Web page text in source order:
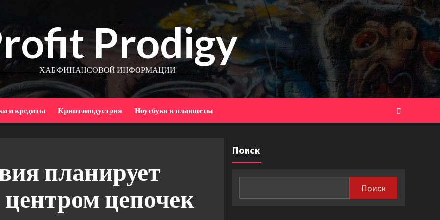
Prodigy
ХАБ ФИНАНСОВОЙ ИНФОРМАЦИИ
и кредиты Криптоиндустрия Ноутбуки и планшеты
планирует
цепочек
Поиск
Поиск